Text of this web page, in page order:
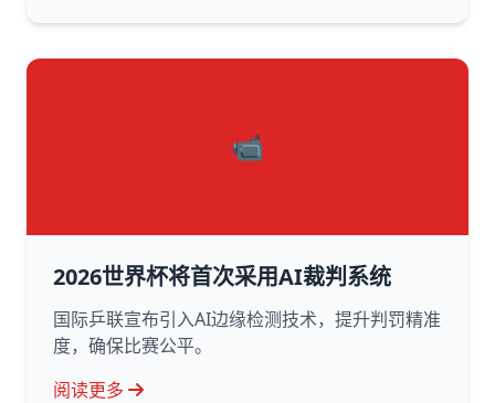
📹
2026世界杯将首次采用AI裁判系统
国际乒联宣布引入AI边缘检测技术，提升判罚精准
度，确保比赛公平。
阅读更多